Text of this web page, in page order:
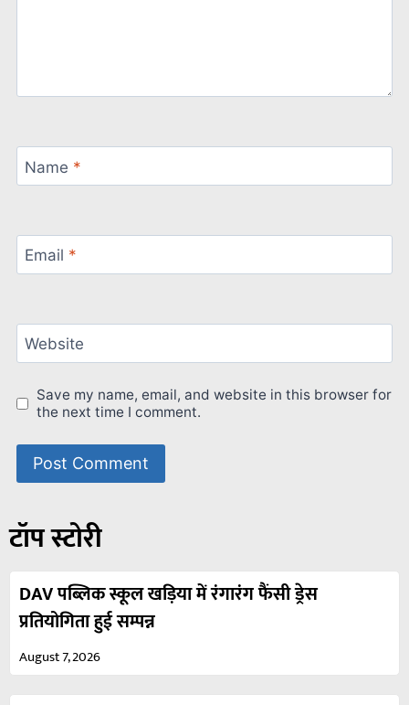
Name *
Email *
Website
Save my name, email, and website in this browser for
the next time I comment.
टॉप स्टोरी
DAV पब्लिक स्कूल खड़िया में रंगारंग फैंसी ड्रेस
प्रतियोगिता हुई सम्पन्न
August 7, 2026